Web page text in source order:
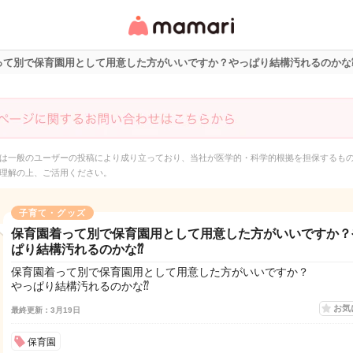
リ・情報サイト
て別で保育園用として用意した方がいいですか？やっぱり結構汚れるのかな
一般のユーザーの投稿により成り立っており、当社が医学的・科学的根拠を担保するも
解の上、ご活用ください。
子育て・グッズ
保育園着って別で保育園用として用意した方がいいですか
ぱり結構汚れるのかな⁇
保育園着って別で保育園用として用意した方がいいですか？
やっぱり結構汚れるのかな⁇
最終更新：3月19日 お気
保育園